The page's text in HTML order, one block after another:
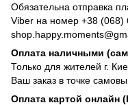
Обязательна отправка
Viber на номер +38 (068)
Оплата наличными
Только для жителей г.
Ваш заказ в точке
Оплата картой онлайн